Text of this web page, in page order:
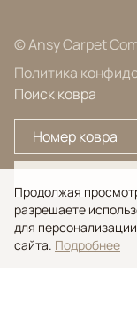
© Ansy Carpet
Политика
Поиск ковра
Продолжая
разрешаете
для
сайта. Подробнее